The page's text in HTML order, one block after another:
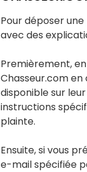
Pour déposer
avec des
Premièrement,
Chasseur.com
disponible sur
instructions
plainte.
Ensuite, si vous
e-mail spécifiée